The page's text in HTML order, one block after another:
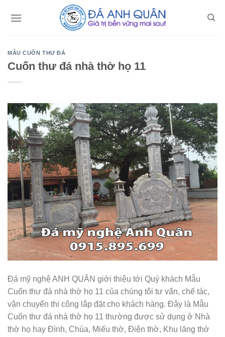
MẪU CUỐN THƯ ĐÁ
Cuốn thư đá nhà thờ họ 11
Đá mỹ nghệ ANH QUÂN giới thiệu tới Quý khách Mẫu
Cuốn thư đá nhà thờ họ 11 của chúng tôi tư vấn, chế tác,
vận chuyển thi công lắp đặt cho khách hàng. Đây là Mẫu
Cuốn thư đá nhà thờ họ 11 thường được sử dụng ở Nhà
thờ họ hay Đình, Chùa, Miếu thờ, Điện thờ, Khu lăng thờ